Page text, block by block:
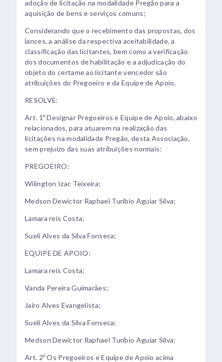
adoção de licitação na modalidade Pregão para a
aquisição de bens e serviços comuns;
Considerando que o recebimento das propostas, dos
lances, a análise da respectiva aceitabilidade, a
classificação das licitantes, bem como a verificação
dos documentos de habilitação e a adjudicação do
objeto do certame ao licitante vencedor são
atribuições do Pregoeiro e da Equipe de Apoio,
RESOLVE:
Art. 1º Designar Pregoeiros e Equipe de Apoio, abaixo
relacionados, para atuarem na realização das
licitações na modalidade Pregão, desta Associação,
sem prejuízo das suas atribuições normais:
PREGOEIRO:
Wilington Izac Teixeira;
Medson Dewictor Raphael Turíbio Aguiar Silva;
Lamara reis Costa;
Sueli Alves da Silva Fonseca;
EQUIPE DE APOIO:
Lamara reis Costa;
Vanda Pereira Guimarães;
Jairo Alves Evangelista;
Sueli Alves da Silva Fonseca;
Medson Dewictor Raphael Turíbio Aguiar Silva;
Art. 2º Os Pregoeiros e Equipe de Apoio acima